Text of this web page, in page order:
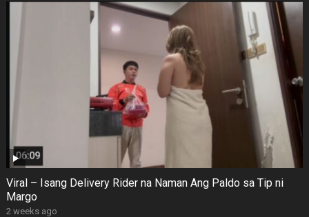
Viral – Isang Delivery Rider na Naman Ang Paldo sa Tip ni
Margo
2 weeks ago